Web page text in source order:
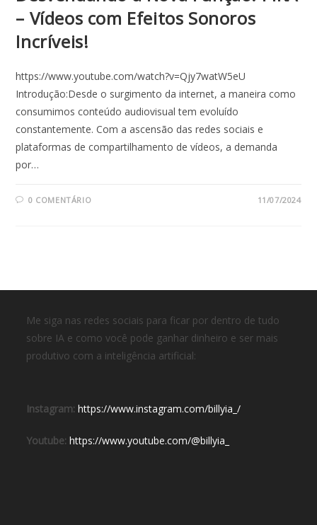
– Vídeos com Efeitos Sonoros
Incríveis!
https://www.youtube.com/watch?v=Qjy7watW5eU
Introdução:Desde o surgimento da internet, a maneira como
consumimos conteúdo audiovisual tem evoluído
constantemente. Com a ascensão das redes sociais e
plataformas de compartilhamento de vídeos, a demanda
por…
0 COMENTÁRIO 11/07/2024
Me siga nas redes sociais para ficar por dentro de tudo
sobre IA e como você pode ganhar dinheiro e ser mais
produtivo com a inteligência artificial:
Instagram: https://www.instagram.com/billyia_/
Youtube: https://www.youtube.com/@billyia_